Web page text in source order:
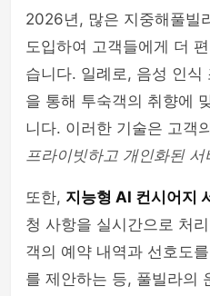
2026년, 많은 지중해풀빌
도입하여 고객들에게 더
습니다. 일례로, 음성 인식
을 통해 투숙객의 취향에
니다. 이러한 기술은 고객
프라이빗하고 개인화된 서
또한, 지능형 AI 컨시어지
청 사항을 실시간으로 처
객의 예약 내역과 선호도
를 제안하는 등, 풀빌라의